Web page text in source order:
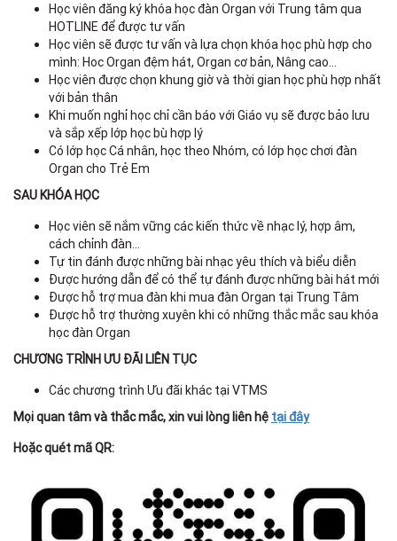
Học viên đăng ký khóa học đàn Organ với Trung tâm qua
HOTLINE để được tư vấn
Học viên sẽ được tư vấn và lựa chọn khóa học phù hợp cho
mình: Hoc Organ đệm hát, Organ cơ bản, Nâng cao…
Học viên được chọn khung giờ và thời gian học phù hợp nhất
với bản thân
Khi muốn nghỉ học chỉ cần báo với Giáo vụ sẽ được bảo lưu
và sắp xếp lớp học bù hợp lý
Có lớp học Cá nhân, học theo Nhóm, có lớp học chơi đàn
Organ cho Trẻ Em
SAU KHÓA HỌC
Học viên sẽ nắm vững các kiến thức về nhạc lý, hợp âm,
cách chỉnh đàn…
Tự tin đánh được những bài nhạc yêu thích và biểu diễn
Được hướng dẫn để có thể tự đánh được những bài hát mới
Được hỗ trợ mua đàn khi mua đàn Organ tại Trung Tâm
Được hỗ trợ thường xuyên khi có những thắc mắc sau khóa
học đàn Organ
CHƯƠNG TRÌNH ƯU ĐÃI LIÊN TỤC
Các chương trình Ưu đãi khác tại VTMS
Mọi quan tâm và thắc mắc, xin vui lòng liên hệ tại đây
Hoặc quét mã QR: